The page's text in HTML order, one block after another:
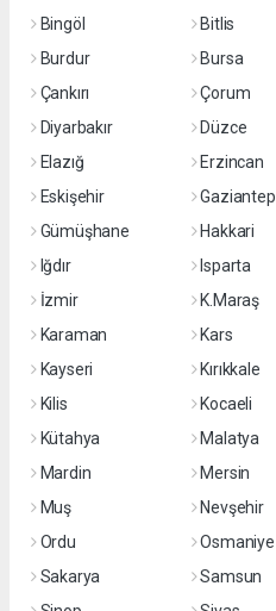
Bingöl
Bitlis
Burdur
Bursa
Çankırı
Çorum
Diyarbakır
Düzce
Elazığ
Erzincan
Eskişehir
Gaziantep
Gümüşhane
Hakkari
Iğdır
Isparta
İzmir
K.Maraş
Karaman
Kars
Kayseri
Kırıkkale
Kilis
Kocaeli
Kütahya
Malatya
Mardin
Mersin
Muş
Nevşehir
Ordu
Osmaniye
Sakarya
Samsun